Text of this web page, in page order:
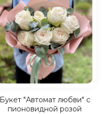
Букет "Автомат любви" с
пионовидной розой